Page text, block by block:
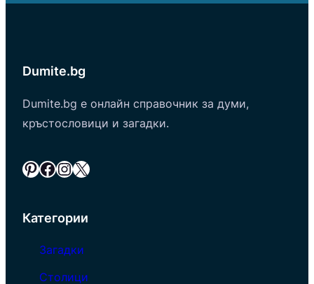
Dumite.bg
Dumite.bg е онлайн справочник за думи,
кръстословици и загадки.
Pinterest Facebook InstagramX
Категории
Загадки
Столици